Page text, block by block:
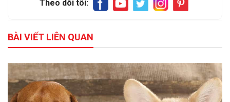
Theo dõi tôi:
BÀI VIẾT LIÊN QUAN